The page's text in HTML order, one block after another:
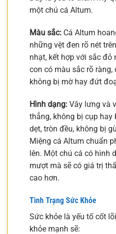
một chú cá Altum.
Màu sắc: Cá Altum
những vệt đen rõ nét
nhạt, kết hợp với sắc đỏ
con có màu sắc rõ ràng,
không bị mờ hay đứt
Hình dạng: Vây lưng và
thẳng, không bị cụp hay
dẹt, tròn đều, không bị
Miệng cá Altum chuẩn
lên. Một chú cá có hình
mượt mà sẽ có giá trị
cao hơn.
Tình Trạng Sức Khỏe
Sức khỏe là yếu tố cốt
khỏe mạnh sẽ: